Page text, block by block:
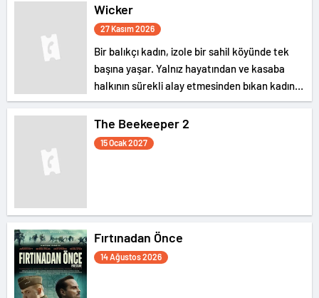
Wicker
27 Kasım 2026
Bir balıkçı kadın, izole bir sahil köyünde tek
başına yaşar. Yalnız hayatından ve kasaba
halkının sürekli alay etmesinden bıkan kadın,
bir gün kendisine hasırdan bir koca yaptırır. Bu
tuhaf romantizm, dar görüşlü komşuları
arasındaki kaosu körükler.
The Beekeeper 2
15 Ocak 2027
Fırtınadan Önce
14 Ağustos 2026